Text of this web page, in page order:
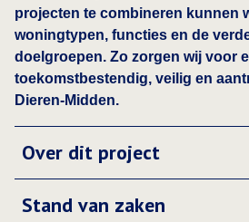
projecten te combineren kunnen
woningtypen, functies en de
doelgroepen. Zo zorgen wij voor
toekomstbestendig, veilig en
Dieren‑Midden.
Over dit project
Stand van zaken